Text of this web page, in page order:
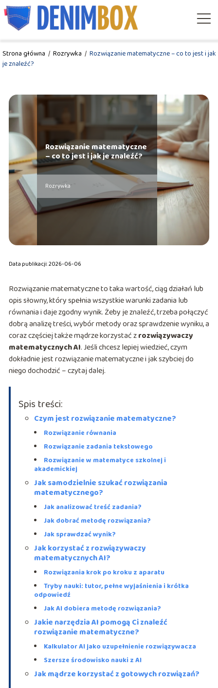
Strona główna / Rozrywka / Rozwiązanie matematyczne – co to jest i jak
je znaleźć?
Rozwiązanie matematyczne
– co to jest i jak je znaleźć?
Rozrywka
Data publikacji: 2026-06-06
Rozwiązanie matematyczne to taka wartość, ciąg działań lub
opis słowny, który spełnia wszystkie warunki zadania lub
równania i daje zgodny wynik. Żeby je znaleźć, trzeba połączyć
dobrą analizę treści, wybór metody oraz sprawdzenie wyniku, a
coraz częściej także mądrze korzystać zrozwiązywaczy
matematycznych AI. Jeśli chcesz lepiej wiedzieć, czym
dokładnie jest rozwiązanie matematyczne i jak szybciej do
niego dochodzić – czytaj dalej.
Spis treści:
Czym jest rozwiązanie matematyczne?
Rozwiązanie równania
Rozwiązanie zadania tekstowego
Rozwiązanie w matematyce szkolnej i
akademickiej
Jak samodzielnie szukać rozwiązania
matematycznego?
Jak analizować treść zadania?
Jak dobrać metodę rozwiązania?
Jak sprawdzać wynik?
Jak korzystać z rozwiązywaczy
matematycznych AI?
Rozwiązania krok po kroku z aparatu
Tryby nauki: tutor, pełne wyjaśnienia i krótka
odpowiedź
Jak AI dobiera metodę rozwiązania?
Jakie narzędzia AI pomogą Ci znaleźć
rozwiązanie matematyczne?
Kalkulator AI jako uzupełnienie rozwiązywacza
Szersze środowisko nauki z AI
Jak mądrze korzystać z gotowych rozwiązań?